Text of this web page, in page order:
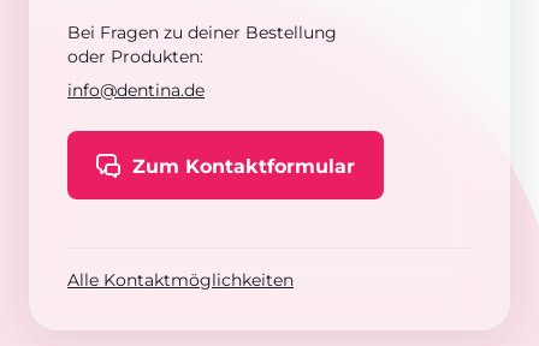
Bei Fragen zu deiner Bestellung
oder Produkten:
info@dentina.de
Zum Kontaktformular
Alle Kontaktmöglichkeiten